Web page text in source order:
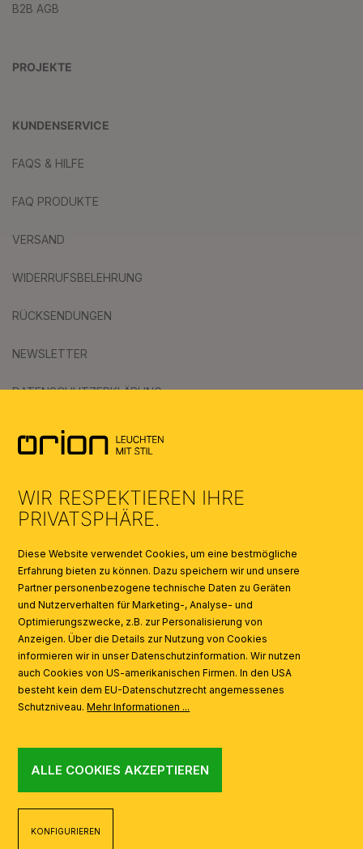
B2B AGB
PROJEKTE
KUNDENSERVICE
FAQS & HILFE
FAQ PRODUKTE
VERSAND
WIDERRUFSBELEHRUNG
RÜCKSENDUNGEN
NEWSLETTER
DATENSCHUTZERKLÄRUNG
KATALOGE
AI
WIR RESPEKTIEREN IHRE
PRIVATSPHÄRE.
Diese Website verwendet Cookies, um eine bestmögliche
Erfahrung bieten zu können. Dazu speichern wir und unsere
Partner personenbezogene technische Daten zu Geräten
und Nutzerverhalten für Marketing-, Analyse- und
Optimierungszwecke, z.B. zur Personalisierung von
Anzeigen. Über die Details zur Nutzung von Cookies
informieren wir in unser Datenschutzinformation. Wir nutzen
auch Cookies von US-amerikanischen Firmen. In den USA
besteht kein dem EU-Datenschutzrecht angemessenes
Schutzniveau.Mehr Informationen ...
ALLE COOKIES AKZEPTIEREN
KONFIGURIEREN